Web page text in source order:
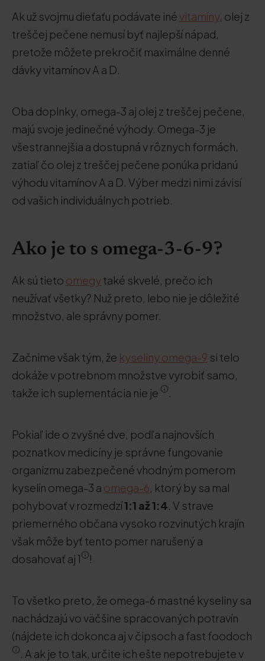
Ak už svojmu dieťaťu podávate iné vitamíny, olej z
treščej pečene nemusí byť najlepší nápad,
pretože môžete prekročiť maximálne denné
dávky vitamínov A a D.
Oba doplnky, omega-3 aj olej z treščej pečene,
majú svoje jedinečné výhody. Omega-3 je
všestrannejšia a dostupná v rôznych formách,
zatiaľ čo olej z treščej pečene ponúka pridanú
výhodu vitamínov A a D. Výber medzi nimi závisí
od vašich individuálnych potrieb.
Ako je to s omega-3-6-9?
Ak sú tieto omegytaké skvelé, prečo ich
neužívať všetky? Nuž preto, lebo nie je dôležité
množstvo, ale správny pomer.
Začnime však tým, že kyseliny omega-9 si telo
dokáže v potrebnom množstve vyrobiť samo,
takže ich suplementácia nie je
.
Pokiaľ ide o zvyšné dve, podľa najnovších
poznatkov medicíny je správne fungovanie
organizmu zabezpečené vhodným pomerom
kyselín omega-3 a omega-6, ktorý by sa mal
pohybovať v rozmedzí1:1 až 1:4. V strave
priemerného občana vysoko rozvinutých krajín
však môže byť tento pomer narušený a
dosahovať aj 1
!
To všetko preto, že omega-6 mastné kyseliny sa
nachádzajú vo väčšine spracovaných potravín
(nájdete ich dokonca aj v čipsoch a fast foodoch
. A ak je to tak, určite ich ešte nepotrebujete v